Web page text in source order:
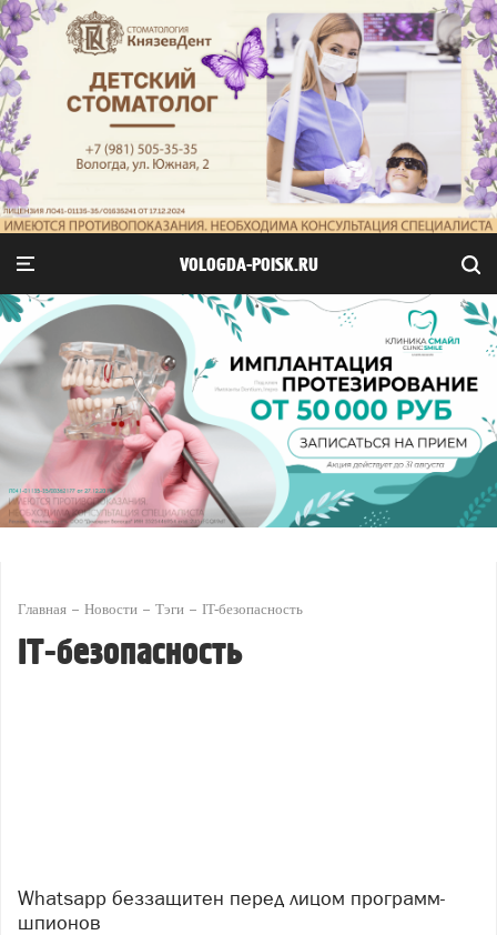
VOLOGDA-POISK.RU
Главная Новости Тэги IT-безопасность
IT-безопасность
Whatsapp беззащитен перед лицом программ-
шпионов